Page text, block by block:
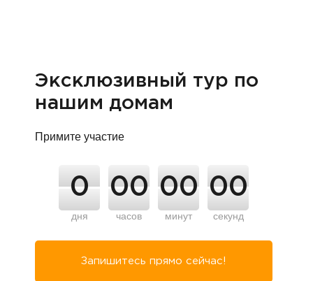
Эксклюзивный тур по
нашим домам
Примите участие
0
дня
00
часов
00
минут
00
секунд
Запишитесь прямо сейчас!